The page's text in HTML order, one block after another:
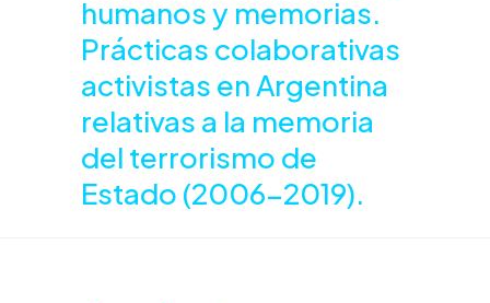
humanos y memorias.
Prácticas colaborativas
activistas en Argentina
relativas a la memoria
del terrorismo de
Estado (2006-2019).